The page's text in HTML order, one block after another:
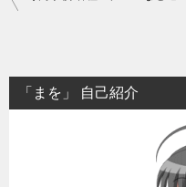
ビ
ゲ
「まを」 自己紹介